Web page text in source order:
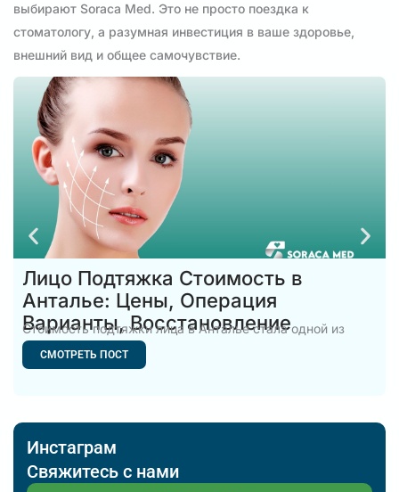
выбирают Soraca Med. Это не просто поездка к
стоматологу, а разумная инвестиция в ваше здоровье,
внешний вид и общее самочувствие.
Лицо Подтяжка Стоимость в
Анталье: Цены, Операция
Варианты, Восстановление
Стоимость подтяжки лица в Анталье стала одной из
самых популярных
СМОТРЕТЬ ПОСТ
Инстаграм
Свяжитесь с нами